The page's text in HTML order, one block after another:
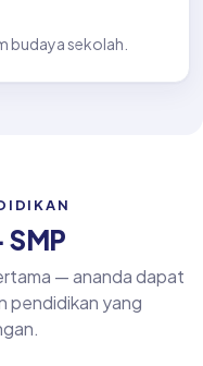
budaya sekolah.
SMP
— ananda dapat
pendidikan yang